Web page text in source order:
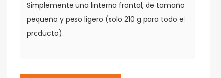
Simplemente una linterna frontal, de tamaño
pequeño y peso ligero (solo 210 g para todo el
producto).